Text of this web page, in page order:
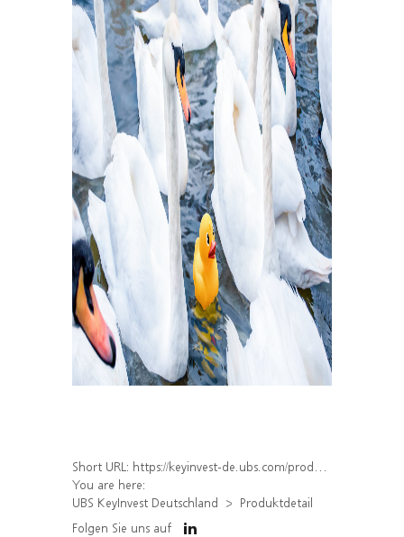
Short URL: https://keyinvest-de.ubs.com/produkt/detail/index/isin/DE000WA4BE08
You are here:
UBS KeyInvest Deutschland
Produktdetail
Folgen Sie uns auf